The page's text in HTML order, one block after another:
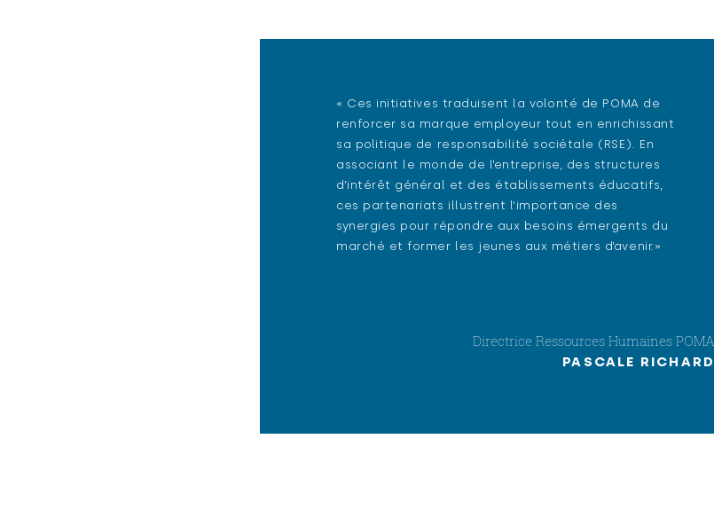
« Ces initiatives traduisent la volonté de POMA de
renforcer sa marque employeur tout en enrichissant
sa politique de responsabilité sociétale (RSE). En
associant le monde de l’entreprise, des structures
d’intérêt général et des établissements éducatifs,
ces partenariats illustrent l’importance des
synergies pour répondre aux besoins émergents du
marché et former les jeunes aux métiers d’avenir.»
Directrice Ressources Humaines POMA
PASCALE RICHARD